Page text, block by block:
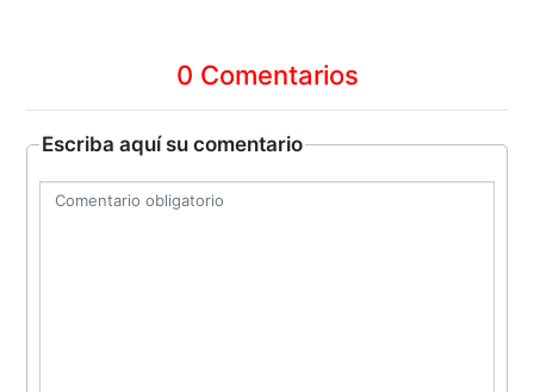
0 Comentarios
Escriba aquí su comentario